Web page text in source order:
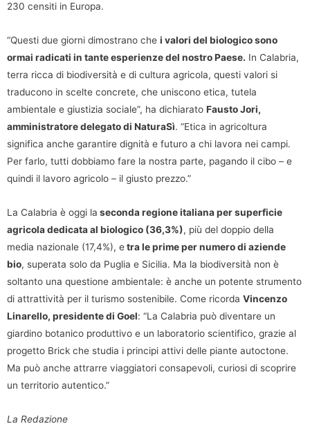
230 censiti in Europa.
“Questi due giorni dimostrano che i valori del biologico sono
ormai radicati in tante esperienze del nostro Paese. In Calabria,
terra ricca di biodiversità e di cultura agricola, questi valori si
traducono in scelte concrete, che uniscono etica, tutela
ambientale e giustizia sociale”, ha dichiarato Fausto Jori,
amministratore delegato di NaturaSì. “Etica in agricoltura
significa anche garantire dignità e futuro a chi lavora nei campi.
Per farlo, tutti dobbiamo fare la nostra parte, pagando il cibo – e
quindi il lavoro agricolo – il giusto prezzo.”
La Calabria è oggi la seconda regione italiana per superficie
agricola dedicata al biologico (36,3%), più del doppio della
media nazionale (17,4%), etra le prime per numero di aziende
bio, superata solo da Puglia e Sicilia. Ma la biodiversità non è
soltanto una questione ambientale: è anche un potente strumento
di attrattività per il turismo sostenibile. Come ricorda Vincenzo
Linarello, presidente di Goel: “La Calabria può diventare un
giardino botanico produttivo e un laboratorio scientifico, grazie al
progetto Brick che studia i principi attivi delle piante autoctone.
Ma può anche attrarre viaggiatori consapevoli, curiosi di scoprire
un territorio autentico.”
La Redazione